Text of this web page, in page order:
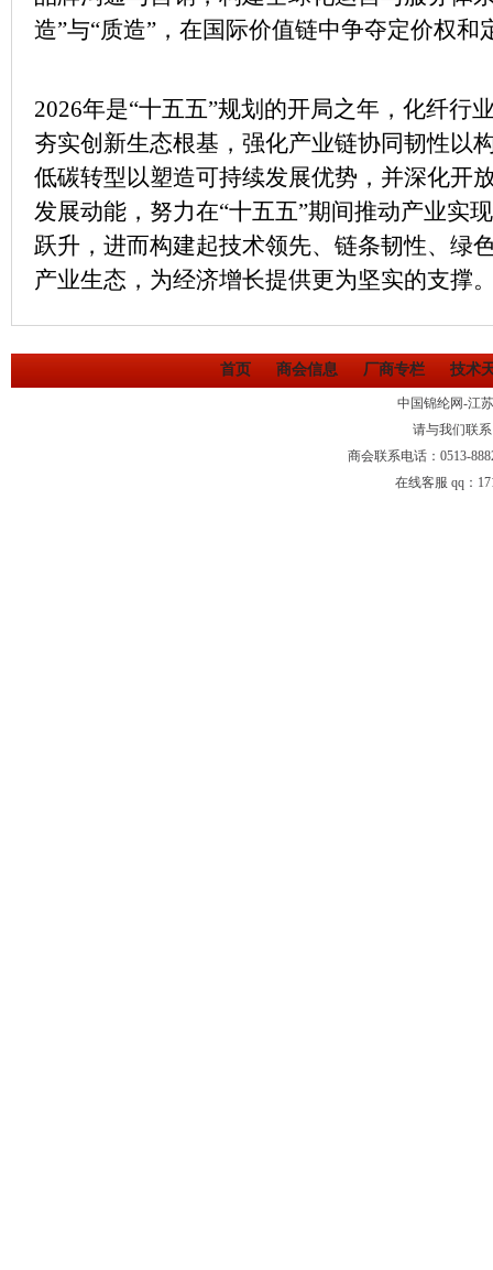
造”与“质造”，在国际价值链中争夺定价权和
2026年是“十五五”规划的开局之年，化纤行
夯实创新生态根基，强化产业链协同韧性以
低碳转型以塑造可持续发展优势，并深化开
发展动能，努力在“十五五”期间推动产业实
跃升，进而构建起技术领先、链条韧性、绿
产业生态，为经济增长提供更为坚实的支撑
首页 商会信息 厂商专栏 技术
中国锦纶网-江
请与我们联
商会联系电话：0513-
在线客服 qq：